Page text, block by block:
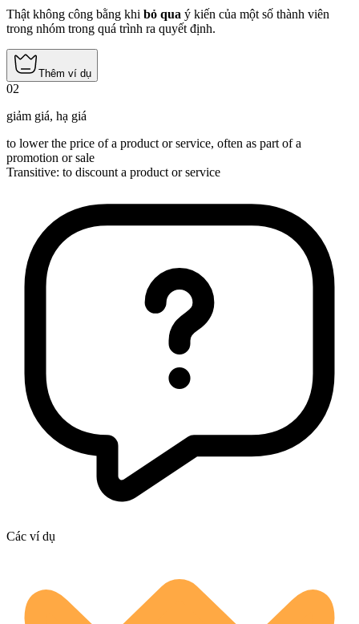
Thật không công bằng khi bỏ qua ý kiến của một số thành viên
trong nhóm trong quá trình ra quyết định.
Thêm ví dụ
02
giảm giá, hạ giá
to lower the price of a product or service, often as part of a
promotion or sale
Transitive: to discount a product or service
Các ví dụ